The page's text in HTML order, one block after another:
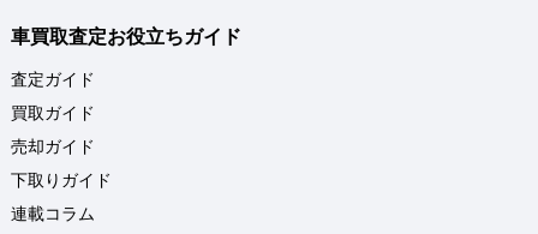
車買取査定お役立ちガイド
査定ガイド
買取ガイド
売却ガイド
下取りガイド
連載コラム